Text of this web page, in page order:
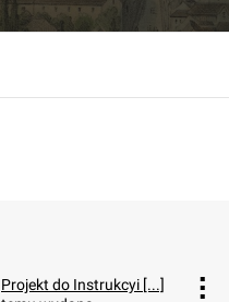
Projekt do Instrukcyi [...]